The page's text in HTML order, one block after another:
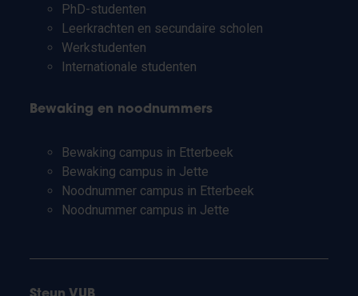
PhD-studenten
Leerkrachten en secundaire scholen
Werkstudenten
Internationale studenten
Bewaking en noodnummers
Bewaking campus in Etterbeek
Bewaking campus in Jette
Noodnummer campus in Etterbeek
Noodnummer campus in Jette